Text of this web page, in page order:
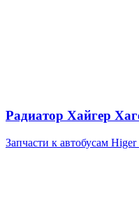
Радиатор Хайгер
Запчасти к автобусам